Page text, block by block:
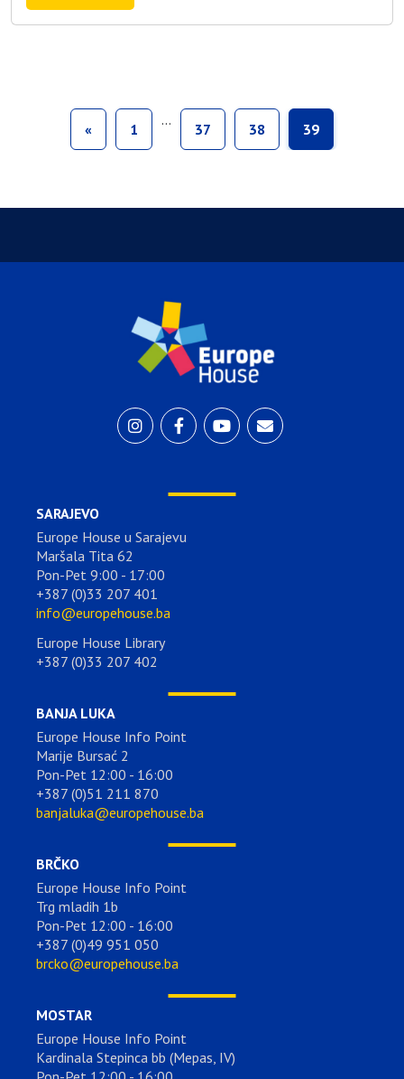
« 1
…
37 38 39
SARAJEVO
Europe House u Sarajevu
Maršala Tita 62
Pon-Pet 9:00 - 17:00
+387 (0)33 207 401
info@europehouse.ba
Europe House Library
+387 (0)33 207 402
BANJA LUKA
Europe House Info Point
Marije Bursać 2
Pon-Pet 12:00 - 16:00
+387 (0)51 211 870
banjaluka@europehouse.ba
BRČKO
Europe House Info Point
Trg mladih 1b
Pon-Pet 12:00 - 16:00
+387 (0)49 951 050
brcko@europehouse.ba
MOSTAR
Europe House Info Point
Kardinala Stepinca bb (Mepas, IV)